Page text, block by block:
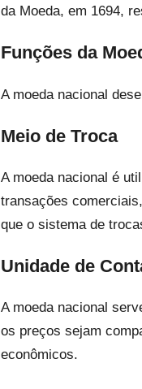
da Moeda, em 1694,
Funções da
A moeda nacional
Meio de Troca
A moeda nacional é
transações
que o sistema de
Unidade de
A moeda nacional
os preços sejam
econômicos.